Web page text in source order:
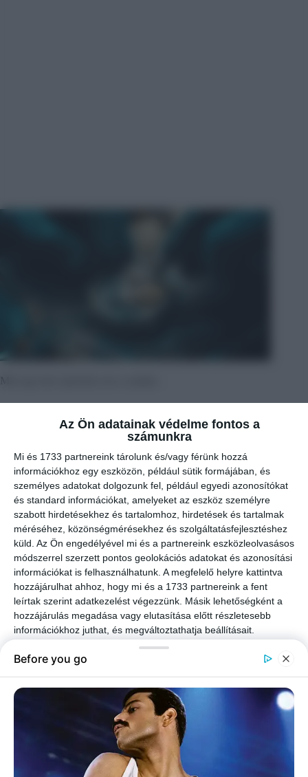
Az Ön adatainak védelme fontos a
számunkra
Mi és 1733 partnereink tárolunk és/vagy férünk hozzá
információkhoz egy eszközön, például sütik formájában, és
személyes adatokat dolgozunk fel, például egyedi azonosítókat
és standard információkat, amelyeket az eszköz személyre
szabott hirdetésekhez és tartalomhoz, hirdetések és tartalmak
méréséhez, közönségmérésekhez és szolgáltatásfejlesztéshez
küld. Az Ön engedélyével mi és a partnereink eszközleolvasásos
módszerrel szerzett pontos geolokációs adatokat és azonosítási
információkat is felhasználhatunk. A megfelelő helyre kattintva
hozzájárulhat ahhoz, hogy mi és a 1733 partnereink a fent
leírtak szerint adatkezelést végezzünk. Másik lehetőségként a
hozzájárulás megadása vagy elutasítása előtt részletesebb
információkhoz juthat, és megváltoztathatja beállításait.
Felhívjuk figyelmét, hogy személyes adatainak bizonyos
kezeléséhez nem feltétlenül szükséges az Ön hozzájárulása, de
beállításai csak erre a weboldalra érvényesek. Bármikor
megváltoztathatja a preferenciáit, vagy visszavonhatja
hozzájárulását, ha visszatér erre az oldalra, és rákattint az oldal
alján található "Adatvédelem" gombra.
Az első randevún ülnek egy kávézóban, kicsit feszengve, kicsit
izgatottan. A lány hosszan kevergeti a kávéját, majd komoly arccal
– Jobb, ha tudod… én nem vagyok olyan lány, aki odaadja magát az
első találkozáskor.